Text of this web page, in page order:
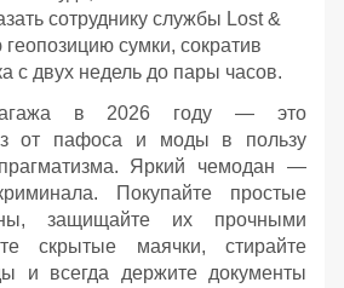
сотруднику службы Lost &
сумки, сократив
с двух недель до пары часов.
багажа в 2026 году — это
от пафоса и моды в пользу
Яркий чемодан —
Покупайте простые
защищайте их прочными
скрытые маячки, стирайте
и всегда держите документы